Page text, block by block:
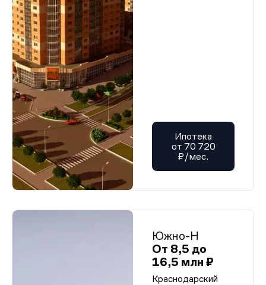
Ипотека
от 70 720
₽/мес.
Южно-Н
От 8,5 до
16,5 млн ₽
Краснодарский